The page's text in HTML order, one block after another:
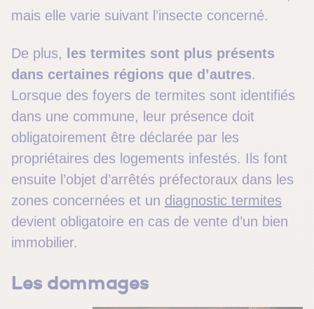
mais elle varie suivant l’insecte concerné.
De plus, les termites sont plus présents
dans certaines régions que d’autres.
Lorsque des foyers de termites sont identifiés
dans une commune, leur présence doit
obligatoirement être déclarée par les
propriétaires des logements infestés. Ils font
ensuite l’objet d’arrêtés préfectoraux dans les
zones concernées et un diagnostic termites
devient obligatoire en cas de vente d’un bien
immobilier.
Les dommages